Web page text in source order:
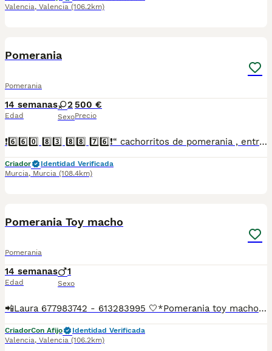
Valencia, Valencia (106.2km)
Pomerania
Pomerania
14 semanas
Edad
2
Sexo
500 €
Precio
❗6️⃣6️⃣0️⃣ 8️⃣3️⃣ 8️⃣8️⃣ 7️⃣6️⃣❗“ cachorritos de pomerania , entregamos vacunados desparasitados con cartilla veterinaria, microchip y contrato de garantia de compra..”
Criador
Identidad Verificada
Murcia, Murcia (108.4km)
Pomerania Toy macho
Pomerania
14 semanas
Edad
1
Sexo
📲Laura 677983742 - 613283995 🤍*Pomerania toy macho su nombre Choky*🤍 ¿Buscas un nuevo compañero para tu hogar? ❤️ Tenemos preciosos cachorros listos para encontrar una familia responsable. ✅ Vacunados ✅ Desparasitados ✅ Cartilla sanitaria ✅ Garantías incluidas ✅ Máxima atención y cuidado Se hacen envíos a toda España: Andalucía: Almería, Cádiz, Córdoba, Granada, Huelva, Jaén, Málaga, Sevilla.Aragón: Huesca, Teruel, Zaragoza.Asturias: Oviedo.Baleares: Palma.Canarias: Las Palmas de Gran Canaria, Santa Cruz de Tenerife.Cantabria: Santander.Castilla-La Mancha: Albacete, Ciudad Real, Cuenca, Guadalajara, Toledo.Castilla y León: Ávila, Burgos, León, Palencia, Salamanca, Segovia, Soria, Valladolid, Zamora.Cataluña: Barcelona, Gerona (Girona), Lérida (Lleida), Tarragona.Comunidad Valenciana: Alicante, Castellón de la Plana, Valencia.Extremadura: Badajoz, Cáceres.Galicia: La Coruña (A Coruña), Lugo, Orense (Ourense), Pontevedra.La Rioja: Logroño.Madrid: Madrid.Murcia: Murcia.Navarra: Pamplona.País Vasco: Bilbao (Vizcaya), San Sebastián (Guipúzcoa), Vitoria (Álava). 🐾 Cachorros sanos, sociables y criados con mucho cariño. 📲 ¡Pregunta sin compromiso por disponibilidad, fotos y precios por mensaje privado!
CriadorCon Afijo
Identidad Verificada
Valencia, Valencia (106.2km)